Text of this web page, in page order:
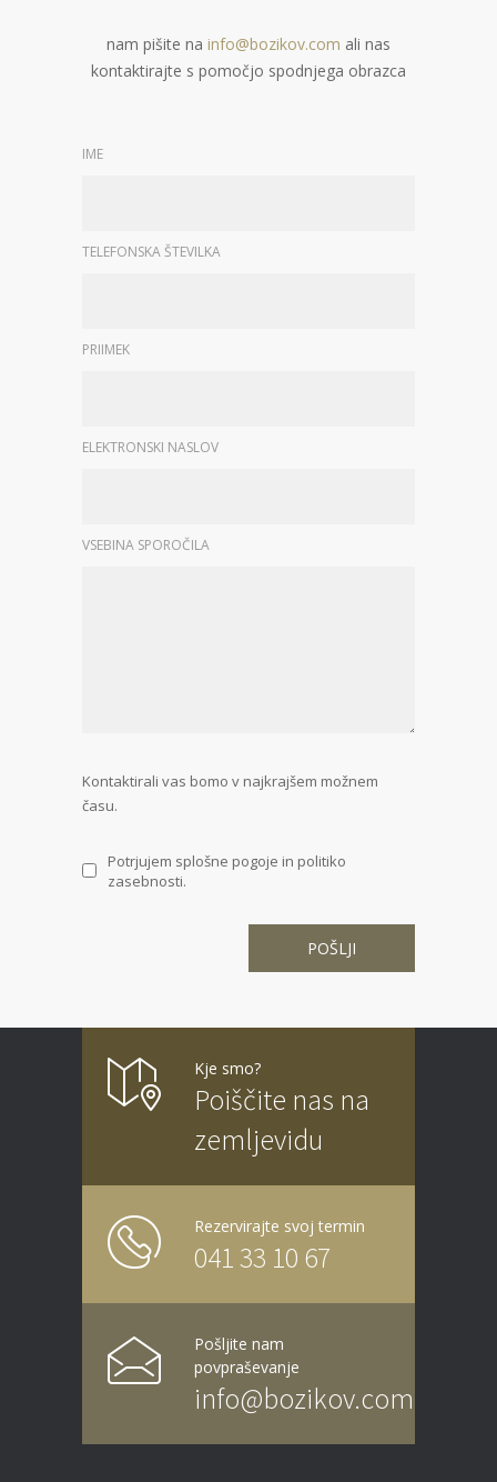
nam pišite na info@bozikov.com ali nas
kontaktirajte s pomočjo spodnjega obrazca
IME
TELEFONSKA ŠTEVILKA
PRIIMEK
ELEKTRONSKI NASLOV
VSEBINA SPOROČILA
Kontaktirali vas bomo v najkrajšem možnem
času.
Potrjujem splošne pogoje in politiko
zasebnosti.
Kje smo?
Poiščite nas na
zemljevidu
Rezervirajte svoj termin
041 33 10 67
Pošljite nam
povpraševanje
info@bozikov.com